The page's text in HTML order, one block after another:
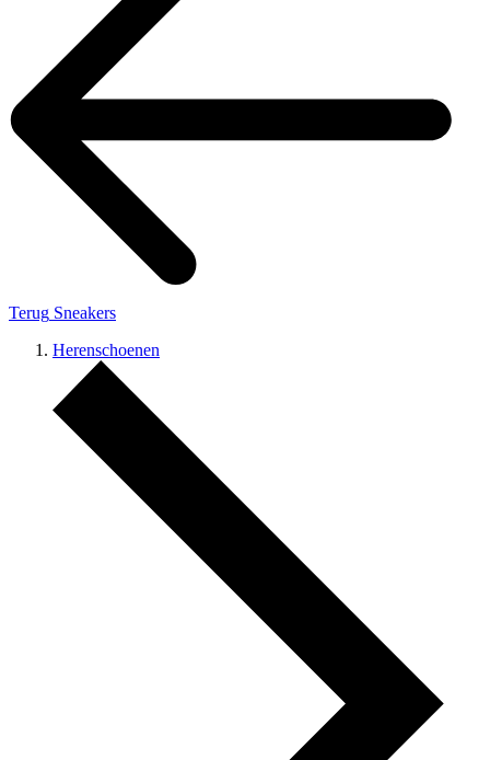
Terug Sneakers
Herenschoenen